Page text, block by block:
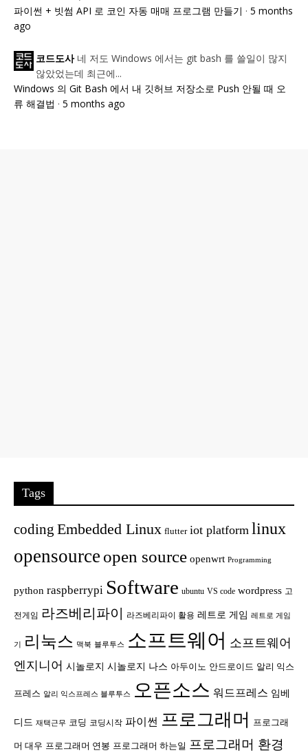
파이썬 + 빗썸 API 로 코인 자동 매매 프로그램 만들기 · 5 months
ago
코드도사 네 저도 Windows 에서는 git bash 를 쓸일이 많지
않았었는데 최근에...
Windows 의 Git Bash 에서 내 깃허브 저장소로 Push 안될 때 오
류 해결법 · 5 months ago
Tags
coding Embedded Linux flutter iot platform linux
opensource open source openwrt Programming
python raspberrypi Software ubuntu VS code wordpress 고
전게임 라즈베리파이 라즈베리파이 활용 레트로 게임 레트로 게임
기 리눅스 맥북 블루투스 소프트웨어 소프트웨어
엔지니어 시놀로지 시놀로지 나스 아두이노 안드로이드 알리 익스
프레스 알리 익스프레스 블루투스 오픈소스 워드프레스 임베
디드 재택근무 코딩 코딩시작 파이썬 프로그래머 프로그래
머 대우 프로그래머 연봉 프로그래머 하는일 프로그래머 환경